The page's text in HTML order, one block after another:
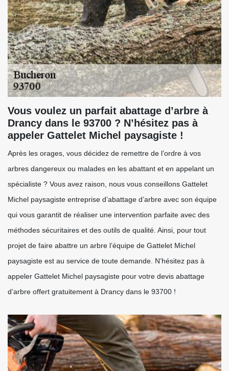
Vous voulez un parfait abattage d’arbre à
Drancy dans le 93700 ? N’hésitez pas à
appeler Gattelet Michel paysagiste !
Après les orages, vous décidez de remettre de l’ordre à vos
arbres dangereux ou malades en les abattant et en appelant un
spécialiste ? Vous avez raison, nous vous conseillons Gattelet
Michel paysagiste entreprise d’abattage d’arbre avec son équipe
qui vous garantit de réaliser une intervention parfaite avec des
méthodes sécuritaires et des outils de qualité. Ainsi, pour tout
projet de faire abattre un arbre l’équipe de Gattelet Michel
paysagiste est au service de toute demande. N’hésitez pas à
appeler Gattelet Michel paysagiste pour votre devis abattage
d’arbre offert gratuitement à Drancy dans le 93700 !